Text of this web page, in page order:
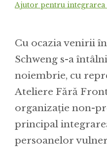
Ajutor pentru integrarea
Cu ocazia venirii
Schweng s-a
noiembrie, cu
Ateliere Fără
organizație non-
principal
persoanelor